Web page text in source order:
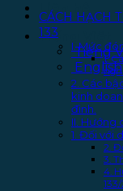
Liên hệ
Tiếng Việt
Tiếng
English
CÁCH HẠCH
133
I. Mức
1.
2. Các
kinh
đình.
II. Hướng
1. Đối với
2.
3.
4.